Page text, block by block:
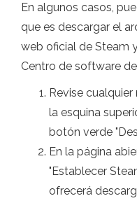
En algunos casos,
que es descargar el
web oficial de Steam
Centro de software
Revise
la esquina
botón verde
En la página
"Establecer
ofrecerá